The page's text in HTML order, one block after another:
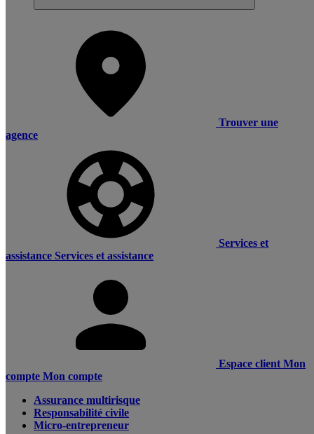
Trouver une
agence
Services et
assistance Services et assistance
Espace client Mon
compte Mon compte
Assurance multirisque
Responsabilité civile
Micro-entrepreneur